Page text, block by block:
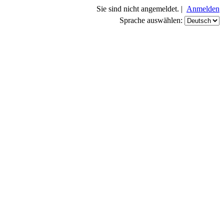
Sie sind nicht angemeldet. | Anmelden
Sprache auswählen: